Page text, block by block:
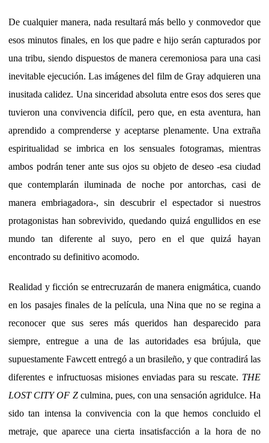
De cualquier manera, nada resultará más bello y conmovedor que
esos minutos finales, en los que padre e hijo serán capturados por
una tribu, siendo dispuestos de manera ceremoniosa para una casi
inevitable ejecución. Las imágenes del film de Gray adquieren una
inusitada calidez. Una sinceridad absoluta entre esos dos seres que
tuvieron una convivencia difícil, pero que, en esta aventura, han
aprendido a comprenderse y aceptarse plenamente. Una extraña
espiritualidad se imbrica en los sensuales fotogramas, mientras
ambos podrán tener ante sus ojos su objeto de deseo -esa ciudad
que contemplarán iluminada de noche por antorchas, casi de
manera embriagadora-, sin descubrir el espectador si nuestros
protagonistas han sobrevivido, quedando quizá engullidos en ese
mundo tan diferente al suyo, pero en el que quizá hayan
encontrado su definitivo acomodo.
Realidad y ficción se entrecruzarán de manera enigmática, cuando
en los pasajes finales de la película, una Nina que no se regina a
reconocer que sus seres más queridos han desparecido para
siempre, entregue a una de las autoridades esa brújula, que
supuestamente Fawcett entregó a un brasileño, y que contradirá las
diferentes e infructuosas misiones enviadas para su rescate. THE
LOST CITY OF Zculmina, pues, con una sensación agridulce. Ha
sido tan intensa la convivencia con la que hemos concluido el
metraje, que aparece una cierta insatisfacción a la hora de no